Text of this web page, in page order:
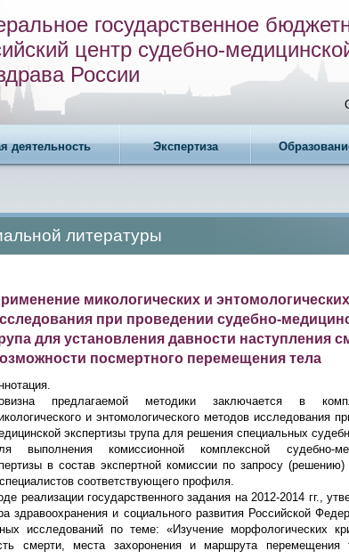
государственное
центр судебно-
России
деятельность Экспертиза
литературы
микологических и
при проведении судебно-
для установления давности наступления
посмертного перемещения тела
предлагаемой методики заключается в
и энтомологического методов исследования
экспертизы трупа для решения специальных
выполнения комиссионной комплексной судебно-
в состав экспертной комиссии по запросу
соответствующего профиля.
реализации государственного задания на 2012-2014 гг.,
здравоохранения и социального развития Российской
исследований по теме: «Изучение морфологических
смерти, места захоронения и маршрута перемещения